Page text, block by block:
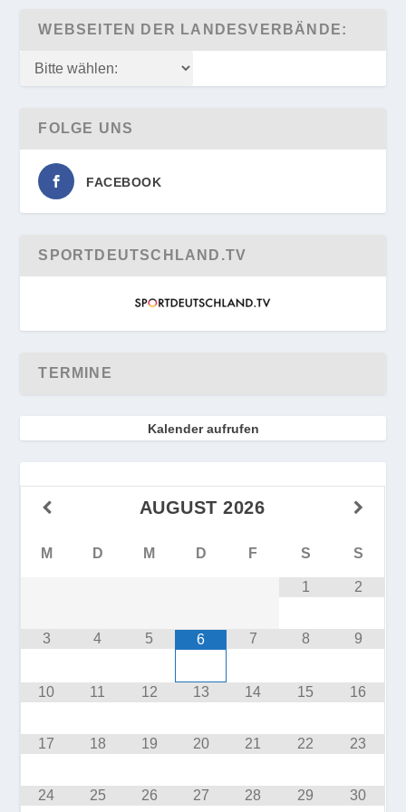
WEBSEITEN DER LANDESVERBÄNDE:
FOLGE UNS
FACEBOOK
SPORTDEUTSCHLAND.TV
TERMINE
Kalender aufrufen
AUGUST 2026
M D M D F S S
1 2
3 4 5 6 7 8 9
10 11 12 13 14 15 16
17 18 19 20 21 22 23
24 25 26 27 28 29 30